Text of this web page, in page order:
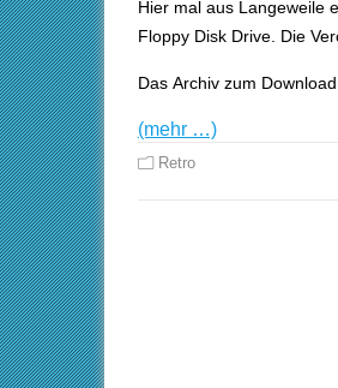
Hier mal aus Langeweile
Floppy Disk Drive. Die
Das Archiv zum
(mehr …)
Retro